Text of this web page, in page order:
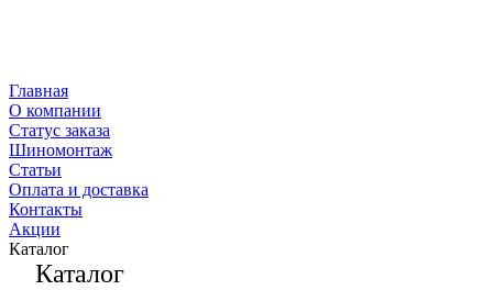
Главная
О компании
Статус заказа
Шиномонтаж
Статьи
Оплата и доставка
Контакты
Акции
Каталог
Каталог